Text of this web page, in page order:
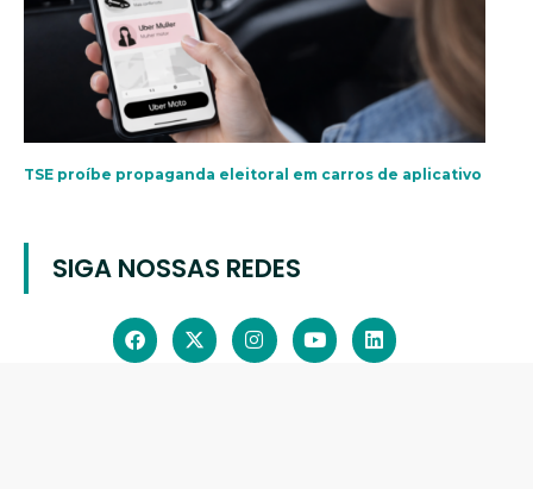
TSE proíbe propaganda eleitoral em carros de aplicativo
SIGA NOSSAS REDES